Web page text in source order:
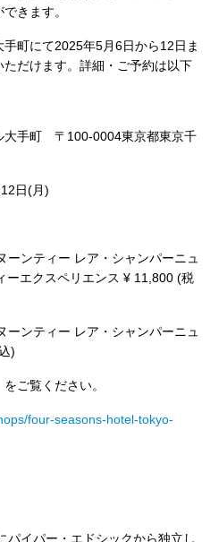
きます。
町にて2025年5月6日から12日ま
だけます。詳細・ご予約は以下
大手町 〒100-0004東京都東京千
日(月)
ンティー レア・シャンパーニュ
ーエクスペリエンス ¥ 11,800 (税
ンティー レア・シャンパーニュ
)
ご覧ください。
four-seasons-hotel-tokyo-
パイパー・エドシックから独立し